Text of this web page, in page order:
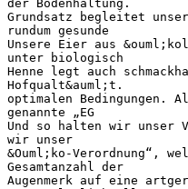
der Bodenhaltung.
Grundsatz begleitet
rundum gesunde
Unsere Eier aus
unter biologisch
Henne legt auch
Hofqualt&auml;t.
optimalen Bedingungen.
genannte „EG
Und so halten wir unser
wir unser
&Ouml;ko-Verordnung“,
Gesamtanzahl der
Augenmerk auf eine